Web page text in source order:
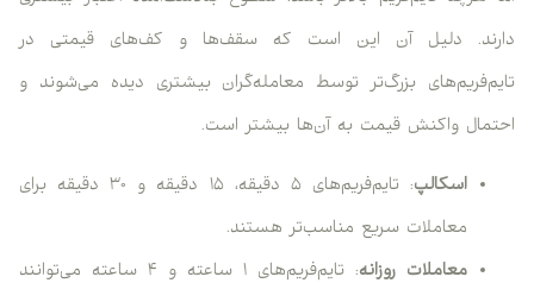
دارند. دلیل آن این است که سقف‌ها و کف‌های قیمتی در
تایم‌فریم‌های بزرگ‌تر توسط معامله‌گران بیشتری دیده می‌شوند و
احتمال واکنش قیمت به آن‌ها بیشتر است.
اسکالپ
: تایم‌فریم‌های ۵ دقیقه، ۱۵ دقیقه و ۳۰ دقیقه برای
معاملات سریع مناسب‌تر هستند.
معاملات روزانه
: تایم‌فریم‌های ۱ ساعته و ۴ ساعته می‌توانند